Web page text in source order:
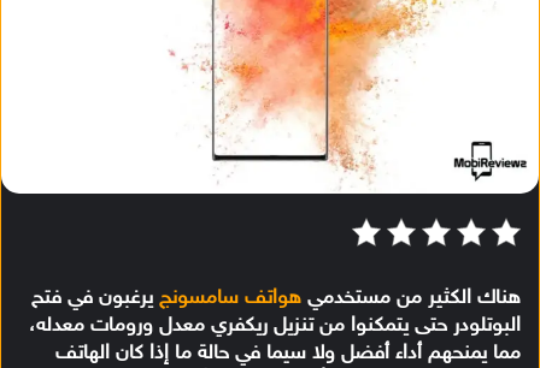
هناك الكثير من مستخدمي هواتف سامسونج يرغبون في فتح
البوتلودر حتى يتمكنوا من تنزيل ريكفري معدل ورومات معدله،
مما يمنحهم أداء أفضل ولا سيما في حالة ما إذا كان الهاتف